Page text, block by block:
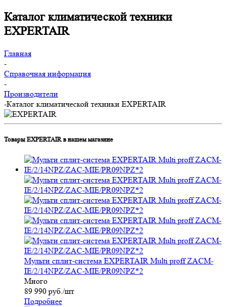
Каталог климатической техники
EXPERTAIR
Главная
-
Справочная информация
-
Производители
-Каталог климатической техники EXPERTAIR
Товары EXPERTAIR в нашем магазине
Мульти сплит-система EXPERTAIR Multi proff ZACM-
IE/2/14NPZ/ZAC-MIE/PR09NPZ*2
Много
89 990 руб./шт
Подробнее